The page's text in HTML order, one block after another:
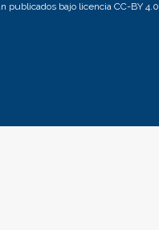
publicados bajo licencia CC-BY 4.0